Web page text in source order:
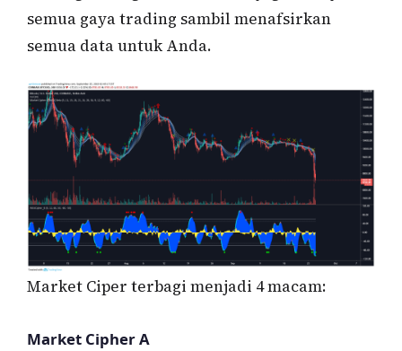
semua gaya trading sambil menafsirkan
semua data untuk Anda.
Market Ciper terbagi menjadi 4 macam:
Market Cipher A